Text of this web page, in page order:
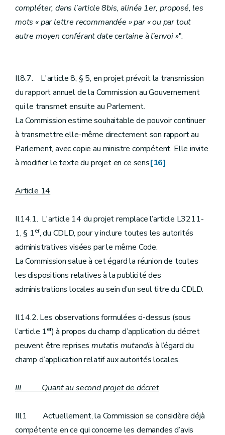
compléter, dans l’article 8bis, alinéa 1er, proposé, les
mots « par lettre recommandée » par « ou par tout
autre moyen conférant date certaine à l’envoi »".
II.8.7. L'article 8, § 5, en projet prévoit la transmission
du rapport annuel de la Commission au Gouvernement
qui le transmet ensuite au Parlement.
La Commission estime souhaitable de pouvoir continuer
à transmettre elle-même directement son rapport au
Parlement, avec copie au ministre compétent. Elle invite
à modifier le texte du projet en ce sens[16].
Article 14
II.14.1. L'article 14 du projet remplace l’article L3211-
1, § 1er, du CDLD, pour y inclure toutes les autorités
administratives visées par le même Code.
La Commission salue à cet égard la réunion de toutes
les dispositions relatives à la publicité des
administrations locales au sein d’un seul titre du CDLD.
II.14.2. Les observations formulées ci-dessus (sous
l’article 1er) à propos du champ d’application du décret
peuvent être reprisesmutatis mutandis à l’égard du
champ d’application relatif aux autorités locales.
III. Quant au second projet de décret
III.1
Actuellement, la Commission se considère déjà
compétente en ce qui concerne les demandes d’avis